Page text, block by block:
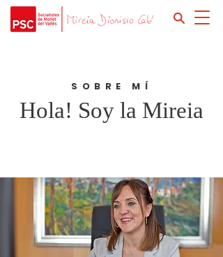
SOBRE MÍ
Hola! Soy la Mireia